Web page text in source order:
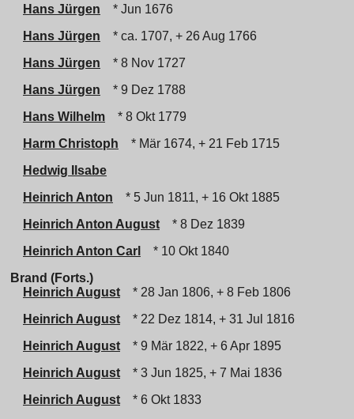
Hans Jürgen
* Jun 1676
Hans Jürgen
* ca. 1707, + 26 Aug 1766
Hans Jürgen
* 8 Nov 1727
Hans Jürgen
* 9 Dez 1788
Hans Wilhelm
* 8 Okt 1779
Harm Christoph
* Mär 1674, + 21 Feb 1715
Hedwig Ilsabe
Heinrich Anton
* 5 Jun 1811, + 16 Okt 1885
Heinrich Anton August
* 8 Dez 1839
Heinrich Anton Carl
* 10 Okt 1840
Brand (Forts.)
Heinrich August
* 28 Jan 1806, + 8 Feb 1806
Heinrich August
* 22 Dez 1814, + 31 Jul 1816
Heinrich August
* 9 Mär 1822, + 6 Apr 1895
Heinrich August
* 3 Jun 1825, + 7 Mai 1836
Heinrich August
* 6 Okt 1833